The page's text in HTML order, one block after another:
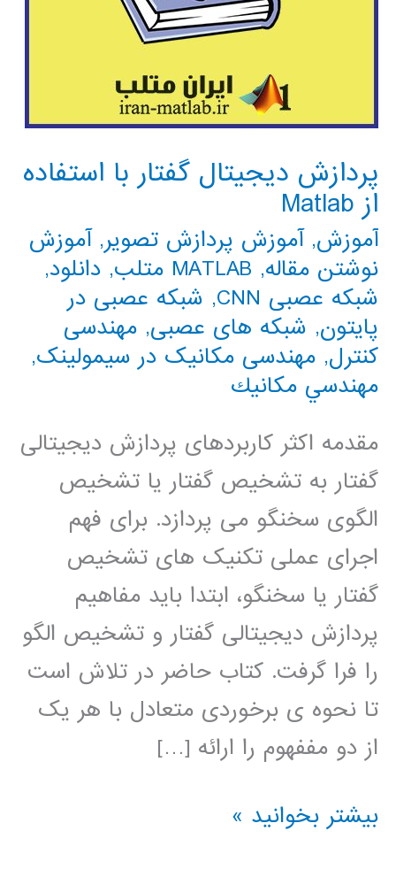
پردازش دیجیتال گفتار با استفاده
از Matlab
آموزش,آموزش پردازش تصویر,آموزش
نوشتن مقاله, MATLAB متلب , دانلود,
شبکه عصبی CNN
, شبکه عصبی در
پایتون, شبکه های عصبی, مهندسی
کنترل, مهندسی مکانیک در سیمولینک,
مهندسي مكانيك
مقدمه اکثر کاربردهای پردازش دیجیتالی
گفتار به تشخیص گفتار یا تشخیص
الگوی سخنگو می پردازد. برای فهم
اجرای عملی تکنیک های تشخیص
گفتار یا سخنگو، ابتدا باید مفاهیم
پردازش دیجیتالی گفتار و تشخیص الگو
را فرا گرفت. کتاب حاضر در تلاش است
تا نحوه ی برخوردی متعادل با هر یک
از دو مففهوم را ارائه […]
پردازش
بیشتر بخوانید »